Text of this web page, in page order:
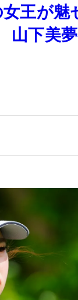
王が
下美